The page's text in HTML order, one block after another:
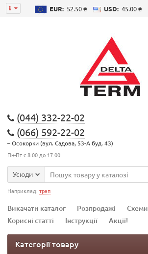
EUR: 52.50 ₴ USD: 45.00 ₴
(044) 332-22-02
(066) 592-22-02
– Осокорки (вул. Садова, 53-А буд. 43)
Пн-Пт с 8:00 до 17:00
Усюди
Наприклад: трап
Викачати каталог Розпродажі
Схеми
Корисні статті
Інструкції Акції!
Категорії товару